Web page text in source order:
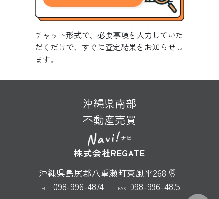
チャット形式で、必要事項を入力していた
だくだけで、すぐに査定結果をお知らせし
ます。
沖縄県南部
不動産売買
株式会社REGATE
沖縄県島尻郡八重瀬町東風平268
TEL 098-996-4874 FAX 098-996-4875